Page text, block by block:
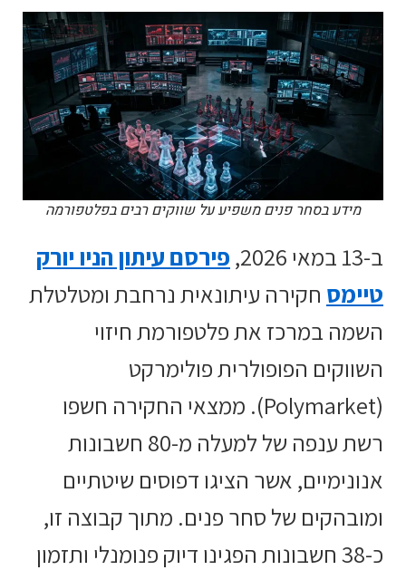
מידע בסחר פנים משפיע על שווקים רבים בפלטפורמה
ב-13 במאי 2026,
פירסם עיתון הניו יורק
טיימס חקירה עיתונאית נרחבת ומטלטלת
השמה במרכז את פלטפורמת חיזוי
השווקים הפופולרית פולימרקט
(Polymarket). ממצאי החקירה חשפו
רשת ענפה של למעלה מ-80 חשבונות
אנונימיים, אשר הציגו דפוסים שיטתיים
ומובהקים של סחר פנים. מתוך קבוצה זו,
כ-38 חשבונות הפגינו דיוק פנומנלי ותזמון